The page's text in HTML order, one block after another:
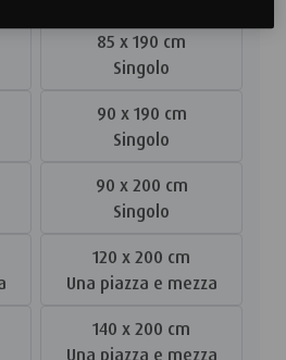
85 x 190 cm
Singolo
90 x 190 cm
Singolo
90 x 200 cm
Singolo
120 x 200 cm
Una piazza e mezza
140 x 200 cm
Una piazza e mezza